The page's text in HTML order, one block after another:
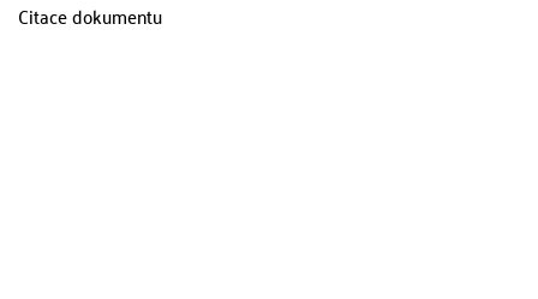
Citace dokumentu